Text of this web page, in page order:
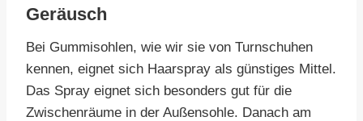
Geräusch
Bei Gummisohlen, wie wir sie von Turnschuhen
kennen, eignet sich Haarspray als günstiges Mittel.
Das Spray eignet sich besonders gut für die
Zwischenräume in der Außensohle. Danach am